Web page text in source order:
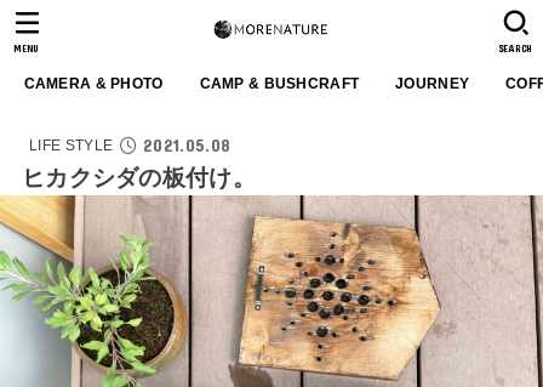
CAMERA & PHOTO CAMP & BUSHCRAFT JOURNEY
SEARCH
MENU
LIFE STYLE 2021.05.08
ヒカクシダの板付け。